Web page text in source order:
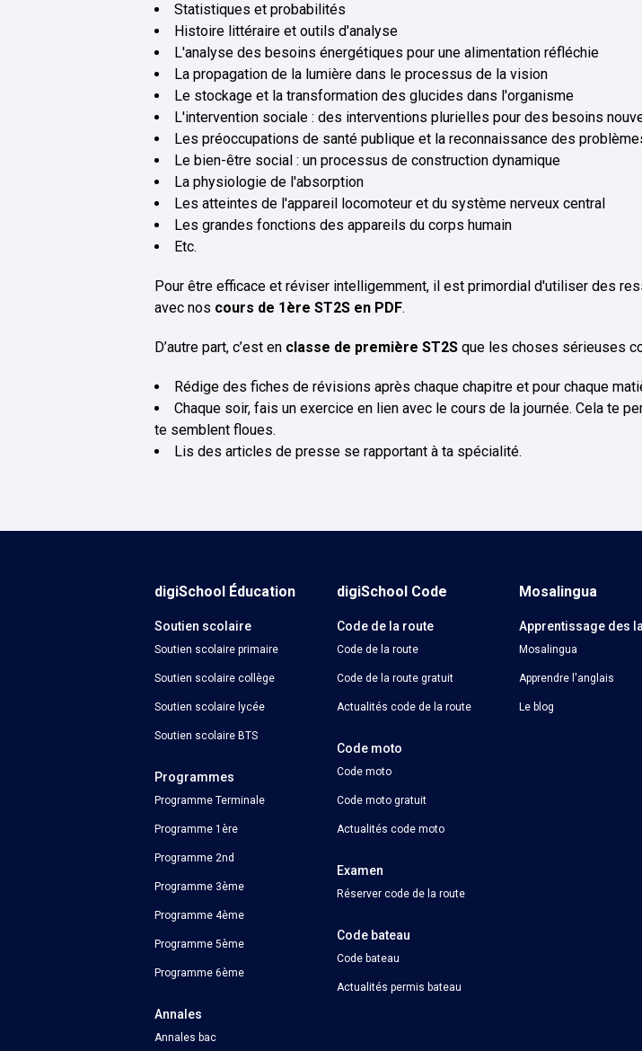
Statistiques et probabilités
Histoire littéraire et outils d'analyse
L'analyse des besoins énergétiques pour une alimentation réfléchie
La propagation de la lumière dans le processus de la vision
Le stockage et la transformation des glucides dans l'organisme
L'intervention sociale : des interventions plurielles pour des besoins
Les préoccupations de santé publique et la reconnaissance des
Le bien-être social : un processus de construction dynamique
La physiologie de l'absorption
Les atteintes de l'appareil locomoteur et du système nerveux central
Les grandes fonctions des appareils du corps humain
Etc.
Pour être efficace et réviser intelligemment, il est primordial d'utiliser des
avec nos cours de 1ère ST2S en PDF.
D’autre part, c’est en classe de première ST2S que les choses sérieuses
Rédige des fiches de révisions après chaque chapitre et pour chaque
Chaque soir, fais un exercice en lien avec le cours de la journée. Cela te
te semblent floues.
Lis des articles de presse se rapportant à ta spécialité.
digiSchool Éducation
Soutien scolaire
Soutien scolaire primaire
Soutien scolaire collège
Soutien scolaire lycée
Soutien scolaire BTS
Programmes
Programme Terminale
Programme 1ère
Programme 2nd
Programme 3ème
Programme 4ème
Programme 5ème
Programme 6ème
Annales
Annales bac
digiSchool Code
Code de la route
Code de la route
Code de la route gratuit
Actualités code de la route
Code moto
Code moto
Code moto gratuit
Actualités code moto
Examen
Réserver code de la route
Code bateau
Code bateau
Actualités permis bateau
Mosalingua
Apprentissage des
Mosalingua
Apprendre l'anglais
Le blog